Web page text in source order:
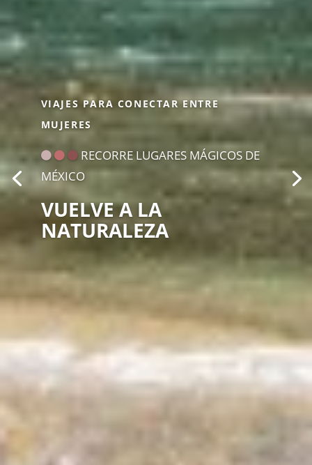
INSPÍRATE DE LA ENERGÍA FEMENINA
COMPARTE ENCUENTROS
PROFUNDOS
APRENDE EN
COMUNIDAD